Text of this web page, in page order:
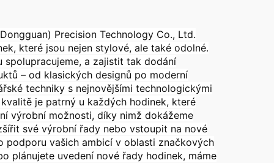
Precision Technology Co., Ltd.
které jsou nejen stylové, ale také odolné.
a zajistit tak dodání
– od klasických designů po moderní
techniky s nejnovějšími technologickými
je patrný u každých hodinek, které
výrobní možnosti, díky nimž dokážeme
své výrobní řady nebo vstoupit na nové
podporu vašich ambicí v oblasti značkových
plánujete uvedení nové řady hodinek, máme